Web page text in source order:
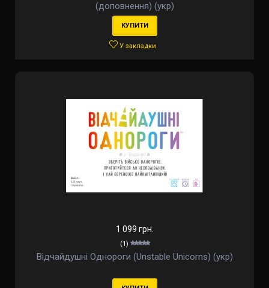
(доповнення) (укр)
КУПИТИ
У закладки
1 099 грн.
(1)
Відчайдушні Однороги (Unstable Unicorns) (укр)